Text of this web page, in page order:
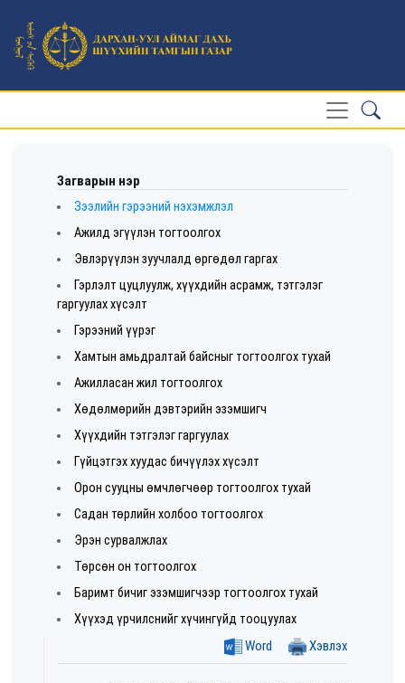
Загварын нэр
Зээлийн гэрээний нэхэмжлэл
Ажилд эгүүлэн тогтоолгох
Эвлэрүүлэн зуучлалд өргөдөл гаргах
Гэрлэлт цуцлуулж, хүүхдийн асрамж, тэтгэлэг
гаргуулах хүсэлт
Гэрээний үүрэг
Хамтын амьдралтай байсныг тогтоолгох тухай
Ажилласан жил тогтоолгох
Хөдөлмөрийн дэвтэрийн эзэмшигч
Хүүхдийн тэтгэлэг гаргуулах
Гүйцэтгэх хуудас бичүүлэх хүсэлт
Орон сууцны өмчлөгчөөр тогтоолгох тухай
Садан төрлийн холбоо тогтоолгох
Эрэн сурвалжлах
Төрсөн он тогтоолгох
Баримт бичиг эзэмшигчээр тогтоолгох тухай
Хүүхэд үрчилснийг хүчингүйд тооцуулах
Word Хэвлэх